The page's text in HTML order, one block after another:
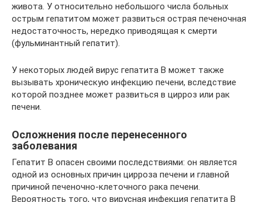
живота. У относительно небольшого числа больных
острым гепатитом может развиться острая печеночная
недостаточность, нередко приводящая к смерти
(фульминантный гепатит).
У некоторых людей вирус гепатита В может также
вызывать хроническую инфекцию печени, вследствие
которой позднее может развиться в цирроз или рак
печени.
Осложнения после перенесенного
заболевания
Гепатит B опасен своими последствиями: он является
одной из основных причин цирроза печени и главной
причиной печеночно-клеточного рака печени.
Вероятность того, что вирусная инфекция гепатита B